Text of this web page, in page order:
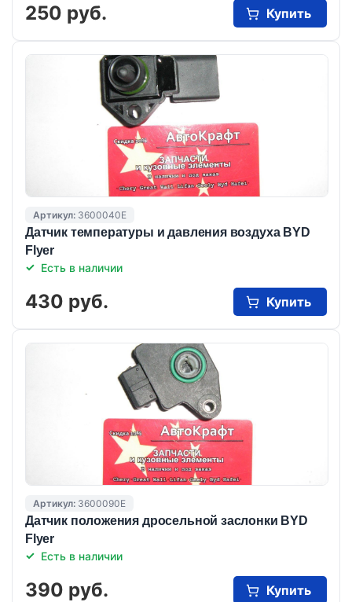
250 руб. Купить
Артикул: 3600040E
Датчик температуры и давления воздуха BYD
Flyer
Есть в наличии
430 руб. Купить
Артикул: 3600090E
Датчик положения дросельной заслонки BYD
Flyer
Есть в наличии
390 руб. Купить